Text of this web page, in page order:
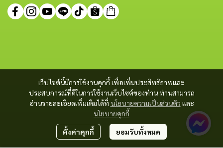
เว็บไซต์นี้มีการใช้งานคุกกี้ เพื่อเพิ่มประสิทธิภาพและ
ประสบการณ์ที่ดีในการใช้งานเว็บไซต์ของท่าน ท่านสามารถ
อ่านรายละเอียดเพิ่มเติมได้ที่ นโยบายความเป็นส่วนตัว และ
นโยบายคุกกี้
ตั้งค่าคุกกี้ ยอมรับทั้งหมด